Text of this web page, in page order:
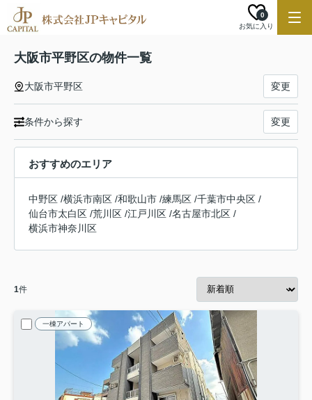
お気に入り
0
大阪市平野区の物件一覧
大阪市平野区 変更
条件から探す 変更
おすすめのエリア
中野区 /横浜市南区 /和歌山市 /練馬区 /千葉市中央区 /
仙台市太白区 /荒川区 /江戸川区 /名古屋市北区 /
横浜市神奈川区
1件
一棟アパート